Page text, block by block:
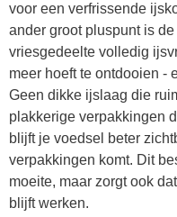
voor een verfrissende
ander groot pluspunt is
vriesgedeelte volledig
meer hoeft te ontdooien -
Geen dikke ijslaag die
plakkerige verpakkingen
blijft je voedsel beter
verpakkingen komt. Dit
moeite, maar zorgt ook
blijft werken.